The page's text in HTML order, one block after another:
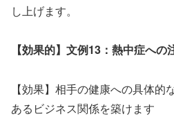
し上げます。
【効果的】文例13：熱中症への
【効果】相手の健康への具体
あるビジネス関係を築けます